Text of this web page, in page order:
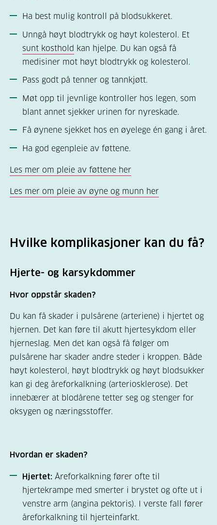
Ha best mulig kontroll på blodsukkeret.
Unngå høyt blodtrykk og høyt kolesterol. Et
sunt kosthold kan hjelpe. Du kan også få
medisiner mot høyt blodtrykk og kolesterol.
Pass godt på tenner og tannkjøtt.
Møt opp til jevnlige kontroller hos legen, som
blant annet sjekker urinen for nyreskade.
Få øynene sjekket hos en øyelege én gang i året.
Ha god egenpleie av føttene.
Les mer om pleie av føttene her
Les mer om pleie av øyne og munn her
Hvilke komplikasjoner kan du få?
Hjerte- og karsykdommer
Hvor oppstår skaden?
Du kan få skader i pulsårene (arteriene) i hjertet og
hjernen. Det kan føre til akutt hjertesykdom eller
hjerneslag. Men det kan også få følger om
pulsårene har skader andre steder i kroppen. Både
høyt kolesterol, høyt blodtrykk og høyt blodsukker
kan gi deg åreforkalkning (arteriosklerose). Det
innebærer at blodårene tetter seg og stenger for
oksygen og næringsstoffer.
Hvordan er skaden?
Hjertet: Åreforkalkning fører ofte til
hjertekrampe med smerter i brystet og ofte ut i
venstre arm (angina pektoris). I verste fall fører
åreforkalkning til hjerteinfarkt.